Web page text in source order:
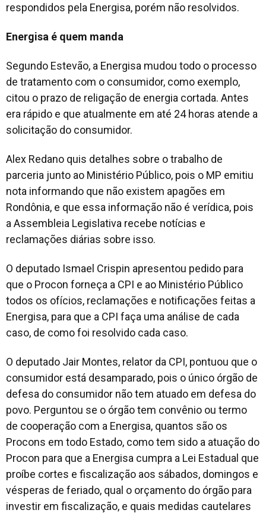
respondidos pela Energisa, porém não resolvidos.
Energisa é quem manda
Segundo Estevão, a Energisa mudou todo o processo
de tratamento com o consumidor, como exemplo,
citou o prazo de religação de energia cortada. Antes
era rápido e que atualmente em até 24 horas atende a
solicitação do consumidor.
Alex Redano quis detalhes sobre o trabalho de
parceria junto ao Ministério Público, pois o MP emitiu
nota informando que não existem apagões em
Rondônia, e que essa informação não é verídica, pois
a Assembleia Legislativa recebe notícias e
reclamações diárias sobre isso.
O deputado Ismael Crispin apresentou pedido para
que o Procon forneça a CPI e ao Ministério Público
todos os ofícios, reclamações e notificações feitas a
Energisa, para que a CPI faça uma análise de cada
caso, de como foi resolvido cada caso.
O deputado Jair Montes, relator da CPI, pontuou que o
consumidor está desamparado, pois o único órgão de
defesa do consumidor não tem atuado em defesa do
povo. Perguntou se o órgão tem convênio ou termo
de cooperação com a Energisa, quantos são os
Procons em todo Estado, como tem sido a atuação do
Procon para que a Energisa cumpra a Lei Estadual que
proíbe cortes e fiscalização aos sábados, domingos e
vésperas de feriado, qual o orçamento do órgão para
investir em fiscalização, e quais medidas cautelares